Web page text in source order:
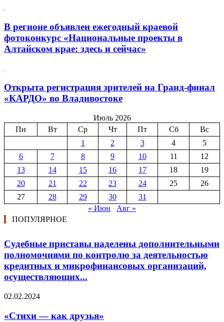
В регионе объявлен ежегодный краевой
фотоконкурс «Национальные проекты в
Алтайском крае: здесь и сейчас»
Открыта регистрация зрителей на Гранд-финал
«КАРДО» во Владивостоке
Июль 2026
Пн
Вт Ср Чт Пт Сб
Вс
1
2 3 4
5
6
7 8 9 10 11
12
13
14 15 16 17 18
19
20
21 22 23 24 25
26
27
28 29 30
31
« Июн
Авг »
ПОПУЛЯРНОЕ
Судебные приставы наделены дополнительными
полномочиями по контролю за деятельностью
кредитных и микрофинансовых организаций,
осуществляющих...
02.02.2024
«Стихи — как друзья»